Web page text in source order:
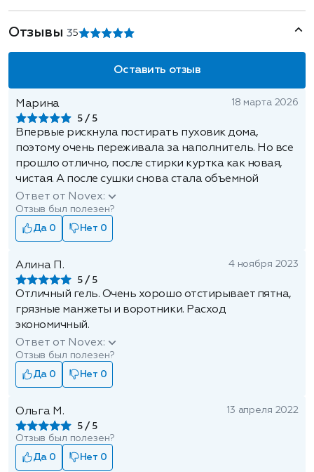
Отзывы35
Оставить отзыв
Марина
5
18 марта 2026
Впервые рискнула постирать пуховик дома,
поэтому очень переживала за наполнитель. Но все
прошло отлично, после стирки куртка как новая,
чистая. А после сушки снова стала объемной
Ответ от Novex:
Отзыв был полезен?
Да 0
Нет 0
Алина П.
5
4 ноября 2023
Отличный гель. Очень хорошо отстирывает пятна,
грязные манжеты и воротники. Расход
экономичный.
Ответ от Novex:
Отзыв был полезен?
Да 0
Нет 0
Ольга М.
5
13 апреля 2022
Отзыв был полезен?
Да 0
Нет 0